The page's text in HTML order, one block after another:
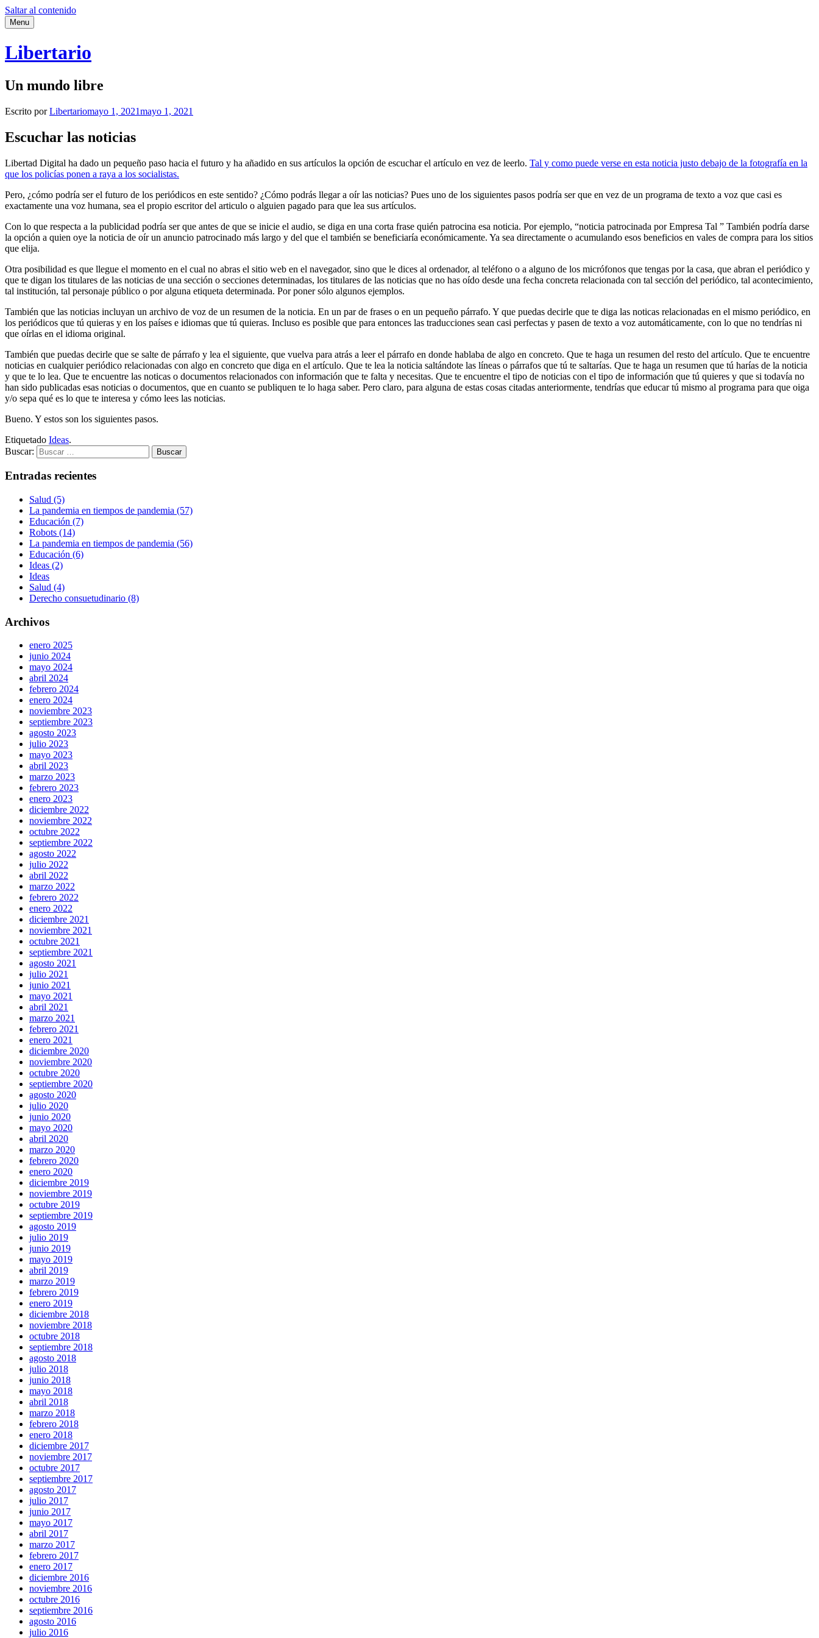
Saltar al contenido
Menu
Libertario
Un mundo libre
Escrito porLibertariomayo 1, 2021mayo 1, 2021
Escuchar las noticias
Libertad Digital ha dado un pequeño paso hacia el futuro y ha añadido en sus artículos la opción de escuchar el artículo en vez de leerlo. Tal y como puede verse en esta noticia justo debajo de la fotografía en la
que los policías ponen a raya a los socialistas.
Pero, ¿cómo podría ser el futuro de los periódicos en este sentido? ¿Cómo podrás llegar a oír las noticias? Pues uno de los siguientes pasos podría ser que en vez de un programa de texto a voz que casi es
exactamente una voz humana, sea el propio escritor del articulo o alguien pagado para que lea sus artículos.
Con lo que respecta a la publicidad podría ser que antes de que se inicie el audio, se diga en una corta frase quién patrocina esa noticia. Por ejemplo, “noticia patrocinada por Empresa Tal ” También podría darse
la opción a quien oye la noticia de oír un anuncio patrocinado más largo y del que el también se beneficiaría económicamente. Ya sea directamente o acumulando esos beneficios en vales de compra para los sitios
que elija.
Otra posibilidad es que llegue el momento en el cual no abras el sitio web en el navegador, sino que le dices al ordenador, al teléfono o a alguno de los micrófonos que tengas por la casa, que abran el periódico y
que te digan los titulares de las noticias de una sección o secciones determinadas, los titulares de las noticias que no has oído desde una fecha concreta relacionada con tal sección del periódico, tal acontecimiento,
tal institución, tal personaje público o por alguna etiqueta determinada. Por poner sólo algunos ejemplos.
También que las noticias incluyan un archivo de voz de un resumen de la noticia. En un par de frases o en un pequeño párrafo. Y que puedas decirle que te diga las noticas relacionadas en el mismo periódico, en
los periódicos que tú quieras y en los países e idiomas que tú quieras. Incluso es posible que para entonces las traducciones sean casi perfectas y pasen de texto a voz automáticamente, con lo que no tendrías ni
que oírlas en el idioma original.
También que puedas decirle que se salte de párrafo y lea el siguiente, que vuelva para atrás a leer el párrafo en donde hablaba de algo en concreto. Que te haga un resumen del resto del artículo. Que te encuentre
noticias en cualquier periódico relacionadas con algo en concreto que diga en el artículo. Que te lea la noticia saltándote las líneas o párrafos que tú te saltarías. Que te haga un resumen que tú harías de la noticia
y que te lo lea. Que te encuentre las noticas o documentos relacionados con información que te falta y necesitas. Que te encuentre el tipo de noticias con el tipo de información que tú quieres y que si todavía no
han sido publicadas esas noticias o documentos, que en cuanto se publiquen te lo haga saber. Pero claro, para alguna de estas cosas citadas anteriormente, tendrías que educar tú mismo al programa para que oiga
y/o sepa qué es lo que te interesa y cómo lees las noticias.
Bueno. Y estos son los siguientes pasos.
Etiquetado Ideas.
Buscar:
Entradas recientes
Salud (5)
La pandemia en tiempos de pandemia (57)
Educación (7)
Robots (14)
La pandemia en tiempos de pandemia (56)
Educación (6)
Ideas (2)
Ideas
Salud (4)
Derecho consuetudinario (8)
Archivos
enero 2025
junio 2024
mayo 2024
abril 2024
febrero 2024
enero 2024
noviembre 2023
septiembre 2023
agosto 2023
julio 2023
mayo 2023
abril 2023
marzo 2023
febrero 2023
enero 2023
diciembre 2022
noviembre 2022
octubre 2022
septiembre 2022
agosto 2022
julio 2022
abril 2022
marzo 2022
febrero 2022
enero 2022
diciembre 2021
noviembre 2021
octubre 2021
septiembre 2021
agosto 2021
julio 2021
junio 2021
mayo 2021
abril 2021
marzo 2021
febrero 2021
enero 2021
diciembre 2020
noviembre 2020
octubre 2020
septiembre 2020
agosto 2020
julio 2020
junio 2020
mayo 2020
abril 2020
marzo 2020
febrero 2020
enero 2020
diciembre 2019
noviembre 2019
octubre 2019
septiembre 2019
agosto 2019
julio 2019
junio 2019
mayo 2019
abril 2019
marzo 2019
febrero 2019
enero 2019
diciembre 2018
noviembre 2018
octubre 2018
septiembre 2018
agosto 2018
julio 2018
junio 2018
mayo 2018
abril 2018
marzo 2018
febrero 2018
enero 2018
diciembre 2017
noviembre 2017
octubre 2017
septiembre 2017
agosto 2017
julio 2017
junio 2017
mayo 2017
abril 2017
marzo 2017
febrero 2017
enero 2017
diciembre 2016
noviembre 2016
octubre 2016
septiembre 2016
agosto 2016
julio 2016